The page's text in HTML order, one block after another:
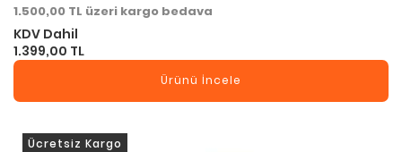
1.500,00 TL üzeri kargo bedava
KDV Dahil
1.399,00 TL
Ürünü İncele
Ücretsiz Kargo